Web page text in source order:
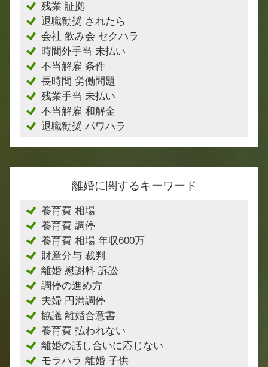
残業 証拠
退職勧奨 されたら
会社 飲み会 セクハラ
時間外手当 未払い
不当解雇 条件
長時間 労働問題
残業手当 未払い
不当解雇 和解金
退職勧奨 パワハラ
離婚に関するキーワード
養育費 相場
養育費 調停
養育費 相場 年収600万
財産分与 裁判
離婚 慰謝料 訴訟
調停の進め方
夫婦 円満調停
協議 離婚合意書
養育費 払われない
離婚の話し合いに応じない
モラハラ 離婚 子供